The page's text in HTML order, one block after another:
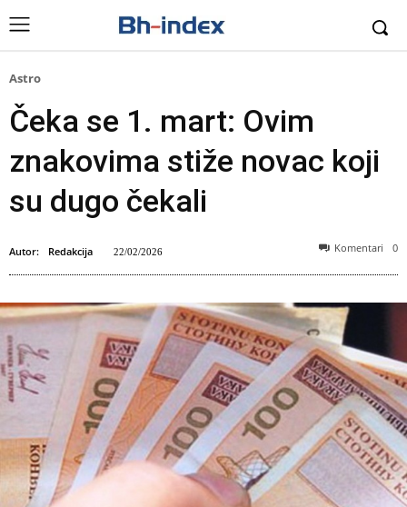
Astro
Čeka se 1. mart: Ovim
znakovima stiže novac koji
su dugo čekali
Autor: Redakcija 22/02/2026 Komentari 0